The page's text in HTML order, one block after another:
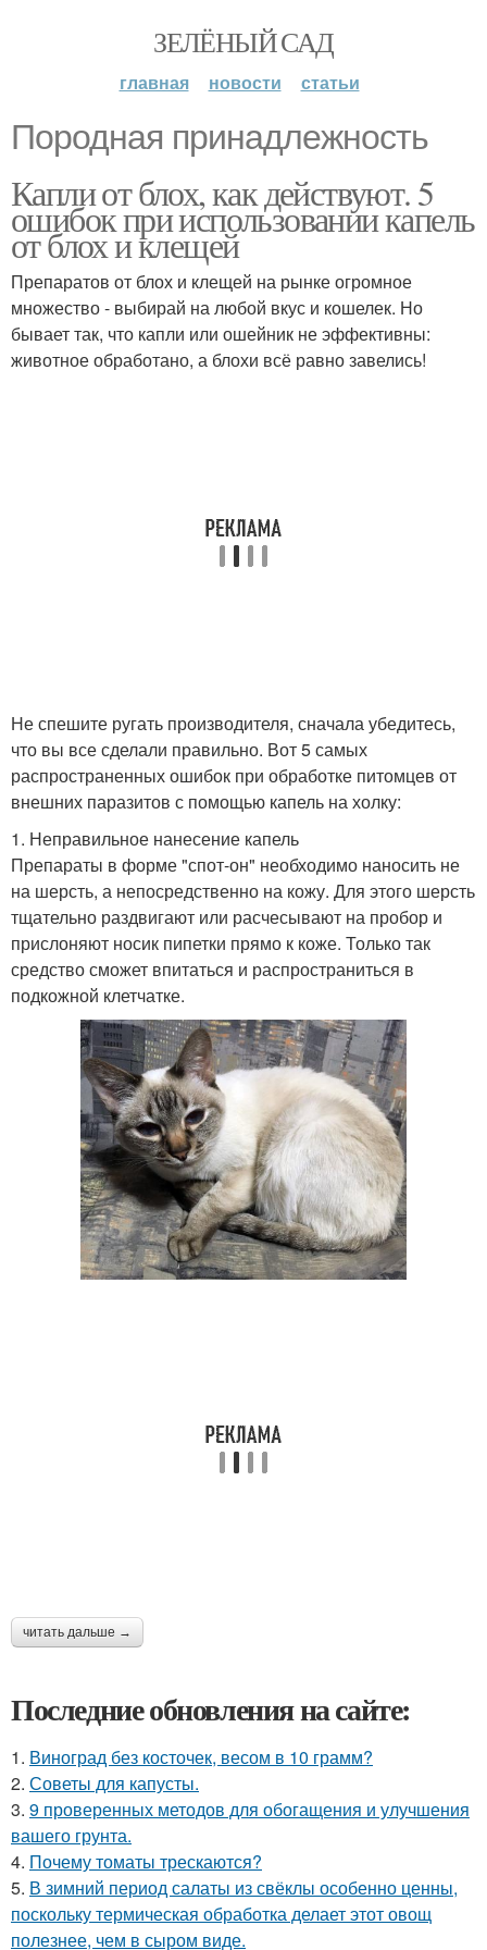
ЗЕЛЁНЫЙ САД
главная новости статьи
Породная принадлежность
Капли от блох, как действуют. 5
ошибок при использовании капель
от блох и клещей
Препаратов от блох и клещей на рынке огромное
множество - выбирай на любой вкус и кошелек. Но
бывает так, что капли или ошейник не эффективны:
животное обработано, а блохи всё равно завелись!
Не спешите ругать производителя, сначала убедитесь,
что вы все сделали правильно. Вот 5 самых
распространенных ошибок при обработке питомцев от
внешних паразитов с помощью капель на холку:
1. Неправильное нанесение капель
Препараты в форме "спот-он" необходимо наносить не
на шерсть, а непосредственно на кожу. Для этого шерсть
тщательно раздвигают или расчесывают на пробор и
прислоняют носик пипетки прямо к коже. Только так
средство сможет впитаться и распространиться в
подкожной клетчатке.
читать дальше →
Последние обновления на сайте:
1. Виноград без косточек, весом в 10 грамм?
2. Советы для капусты.
3. 9 проверенных методов для обогащения и улучшения
вашего грунта.
4. Почему томаты трескаются?
5. В зимний период салаты из свёклы особенно ценны,
поскольку термическая обработка делает этот овощ
полезнее, чем в сыром виде.